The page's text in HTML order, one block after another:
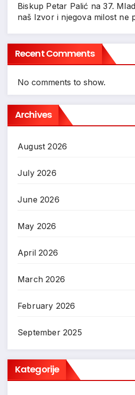
Biskup Petar Palić na 37.
naš Izvor i njegova milost ne
Recent Comments
No comments to show.
Archives
August 2026
July 2026
June 2026
May 2026
April 2026
March 2026
February 2026
September 2025
Kategorije